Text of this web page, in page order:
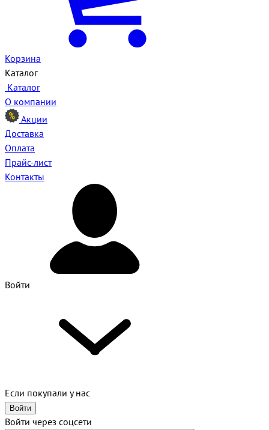
Корзина
Каталог
Каталог
О компании
Акции
Доставка
Оплата
Прайс-лист
Контакты
Войти
Если покупали у нас
Войти
Войти через соцсети